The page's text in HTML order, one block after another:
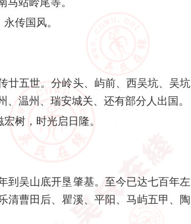
站岭尾等。
传国风。
廿五世。分岭头、屿前、西吴坑、吴坑
温州、瑞安城关、还有部分人出国。
树，时光启日隆。
到吴山底开垦肇基。至今已达七百年左
清曹田后、瞿溪、平阳、马屿五甲、陶